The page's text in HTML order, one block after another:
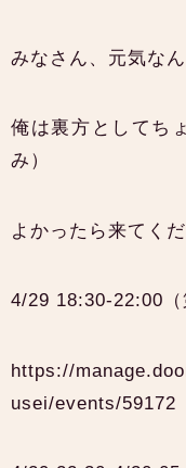
みなさん、元気なん
俺は裏方としてち
み）
よかったら来てくだ
4/29 18:30-22:00（
https://
usei/events/59172